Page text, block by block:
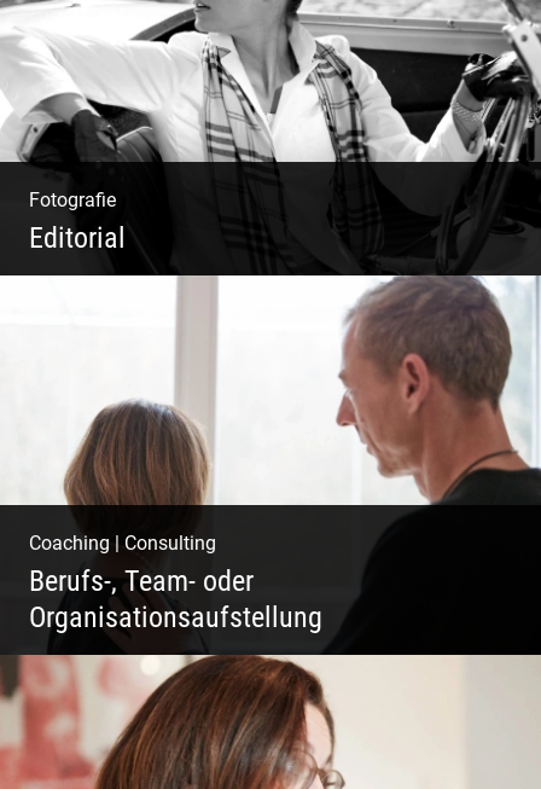
Fotografie
Editorial
Coaching | Consulting
Berufs-, Team- oder
Organisationsaufstellung
Business Coaching – Berufliche Freude
ermöglichen